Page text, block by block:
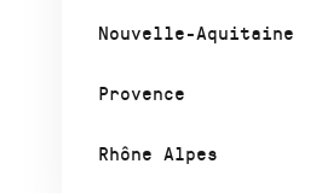
Nouvelle-Aquitaine
Provence
Rhône Alpes